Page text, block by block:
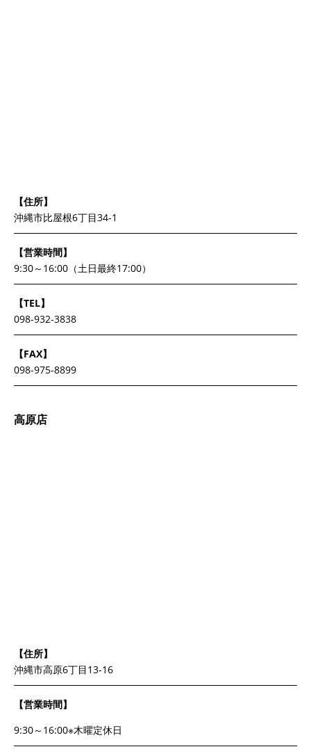
【住所】
沖縄市比屋根6丁目34-1
【営業時間】
9:30～16:00（土日最終17:00）
【TEL】
098-932-3838
【FAX】
098-975-8899
高原店
【住所】
沖縄市高原6丁目13-16
【営業時間】
9:30～16:00※木曜定休日